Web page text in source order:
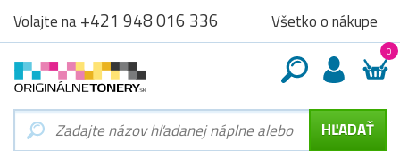
Volajte na+421 948 016 336 Všetko o nákupe
0